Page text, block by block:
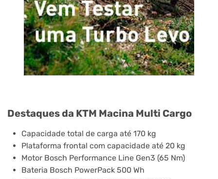
Destaques da KTM Macina Multi Cargo
Capacidade total de carga até 170 kg
Plataforma frontal com capacidade até 20 kg
Motor Bosch Performance Line Gen3 (65 Nm)
Bateria Bosch PowerPack 500 Wh